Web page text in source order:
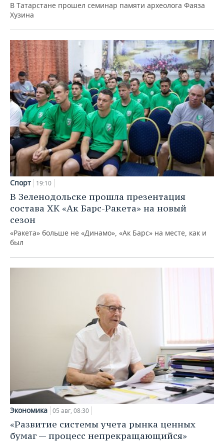
В Татарстане прошел семинар памяти археолога Фаяза
Хузина
Спорт 19:10
В Зеленодольске прошла презентация
состава ХК «Ак Барс-Ракета» на новый
сезон
«Ракета» больше не «Динамо», «Ак Барс» на месте, как и
был
Экономика 05 авг, 08:30
«Развитие системы учета рынка ценных
бумаг — процесс непрекращающийся»